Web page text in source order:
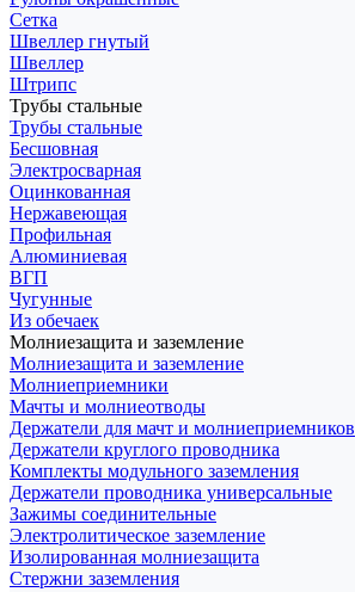
Сетка
Швеллер гнутый
Швеллер
Штрипс
Трубы стальные
Трубы стальные
Бесшовная
Электросварная
Оцинкованная
Нержавеющая
Профильная
Алюминиевая
ВГП
Чугунные
Из обечаек
Молниезащита и заземление
Молниезащита и заземление
Молниеприемники
Мачты и молниеотводы
Держатели для мачт и молниеприемников
Держатели круглого проводника
Комплекты модульного заземления
Держатели проводника универсальные
Зажимы соединительные
Электролитическое заземление
Изолированная молниезащита
Стержни заземления